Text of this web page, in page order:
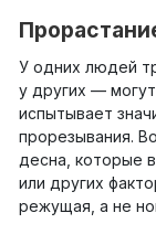
У одних людей
у других —
испытывает
прорезывания.
десна, которые
или других
режущая, а не